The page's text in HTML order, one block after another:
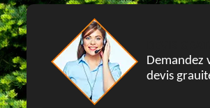
Demandez
devis